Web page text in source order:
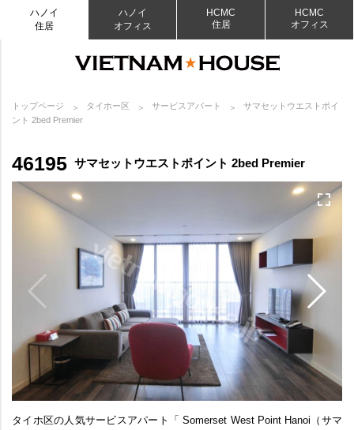
ハノイ
住居
ハノイ
オフィス
HCMC
住居
HCMC
オフィス
トップページ タイホー区 サービスアパート
サマセットウエストポイ
ント 2bed Premier
46195 サマセットウエストポイント 2bed Premier
タイホ区の人気サービスアパート「 Somerset West Point Hanoi（サマ